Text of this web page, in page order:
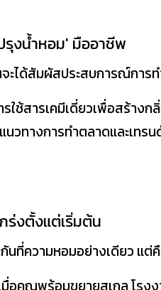
งน้ำหอม' มืออาชีพ
ะได้สัมผัสประสบการณ์การ
ใช้สารเคมีเดี่ยวเพื่อสร้างก
วทางการทำตลาดและเท
ร่งตั้งแต่เริ่มต้น
นที่ความหอมอย่างเดียว แต่